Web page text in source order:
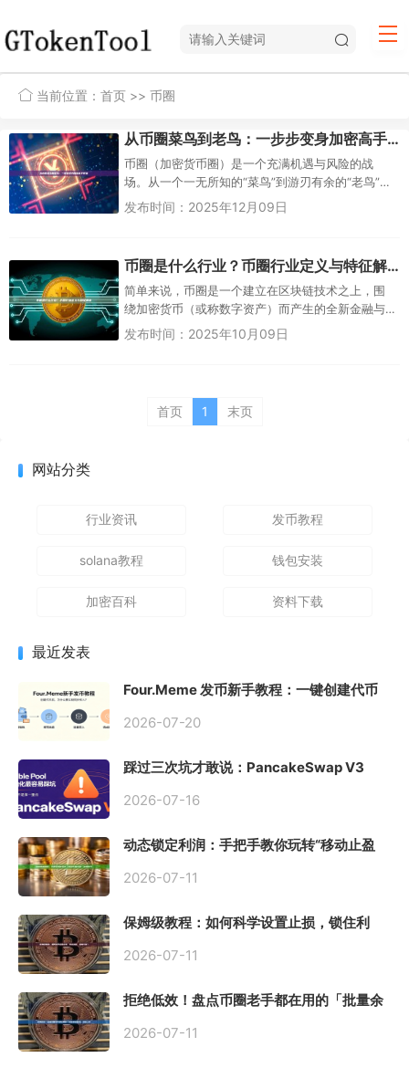
当前位置： 首页 >> 币圈
从币圈菜鸟到老鸟：一步步变身加密高手教程
币圈（加密货币圈）是一个充满机遇与风险的战
场。从一个一无所知的“菜鸟”到游刃有余的“老鸟”，
需要系统学习、实践积累和心态调整。这篇教程将
发布时间：2025年12月09日
币圈是什么行业？币圈行业定义与特征解析
简单来说，币圈是一个建立在区块链技术之上，围
绕加密货币（或称数字资产）而产生的全新金融与
科技生态圈。它不能简单地归类为某一个传统行
发布时间：2025年10月09日
首页 1 末页
网站分类
行业资讯 发币教程
solana教程 钱包安装
加密百科 资料下载
最近发表
Four.Meme 发币新手教程：一键创建代币
2026-07-20
踩过三次坑才敢说：PancakeSwap V3
初始化
2026-07-16
动态锁定利润：手把手教你玩转“移动止盈
2026-07-11
保姆级教程：如何科学设置止损，锁住利
2026-07-11
拒绝低效！盘点币圈老手都在用的「批量余
2026-07-11